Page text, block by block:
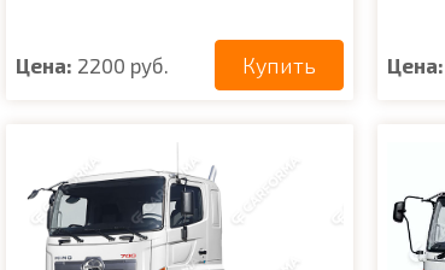
Цена: 2200 руб. Купить Цена: